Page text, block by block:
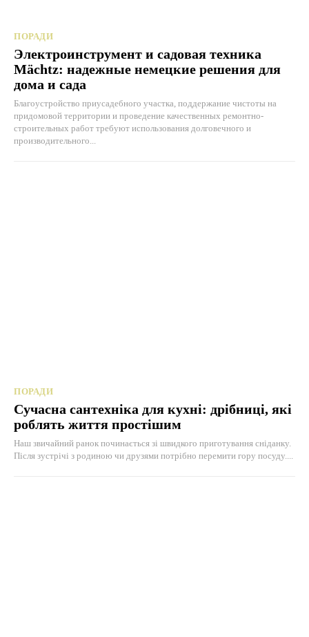
ПОРАДИ
Электроинструмент и садовая техника
Mächtz: надежные немецкие решения для
дома и сада
Благоустройство приусадебного участка, поддержание чистоты на
придомовой территории и проведение качественных ремонтно-
строительных работ требуют использования долговечного и
производительного...
ПОРАДИ
Сучасна сантехніка для кухні: дрібниці, які
роблять життя простішим
Наш звичайний ранок починається зі швидкого приготування сніданку.
Після зустрічі з родиною чи друзями потрібно перемити гору посуду....